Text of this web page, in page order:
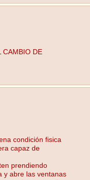
CAMBIO DE
condición fisica
capaz de
prendiendo
y abre las ventanas